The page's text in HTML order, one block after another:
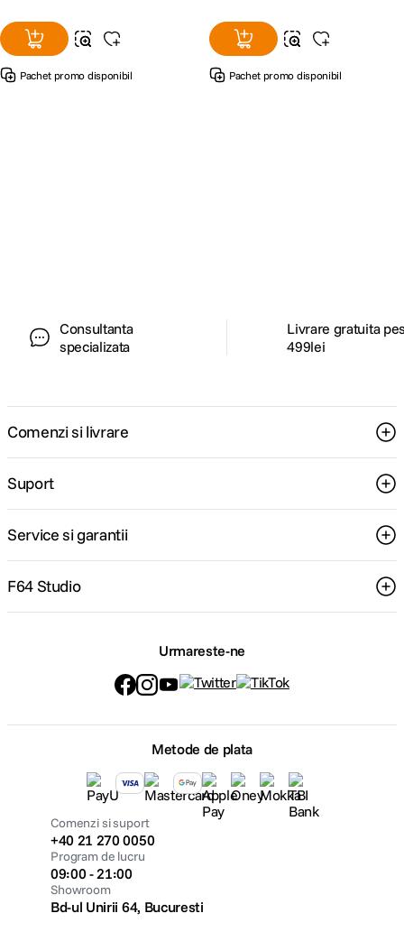
Pachet promo disponibil Pachet promo disponibil
Consultanta
specializata
Livrare gratuita
499lei
Comenzi si livrare
Suport
Service si garantii
F64 Studio
Urmareste-ne
Metode de plata
Comenzi si suport
+40 21 270 0050
Program de lucru
09:00 - 21:00
Showroom
Bd-ul Unirii 64, Bucuresti